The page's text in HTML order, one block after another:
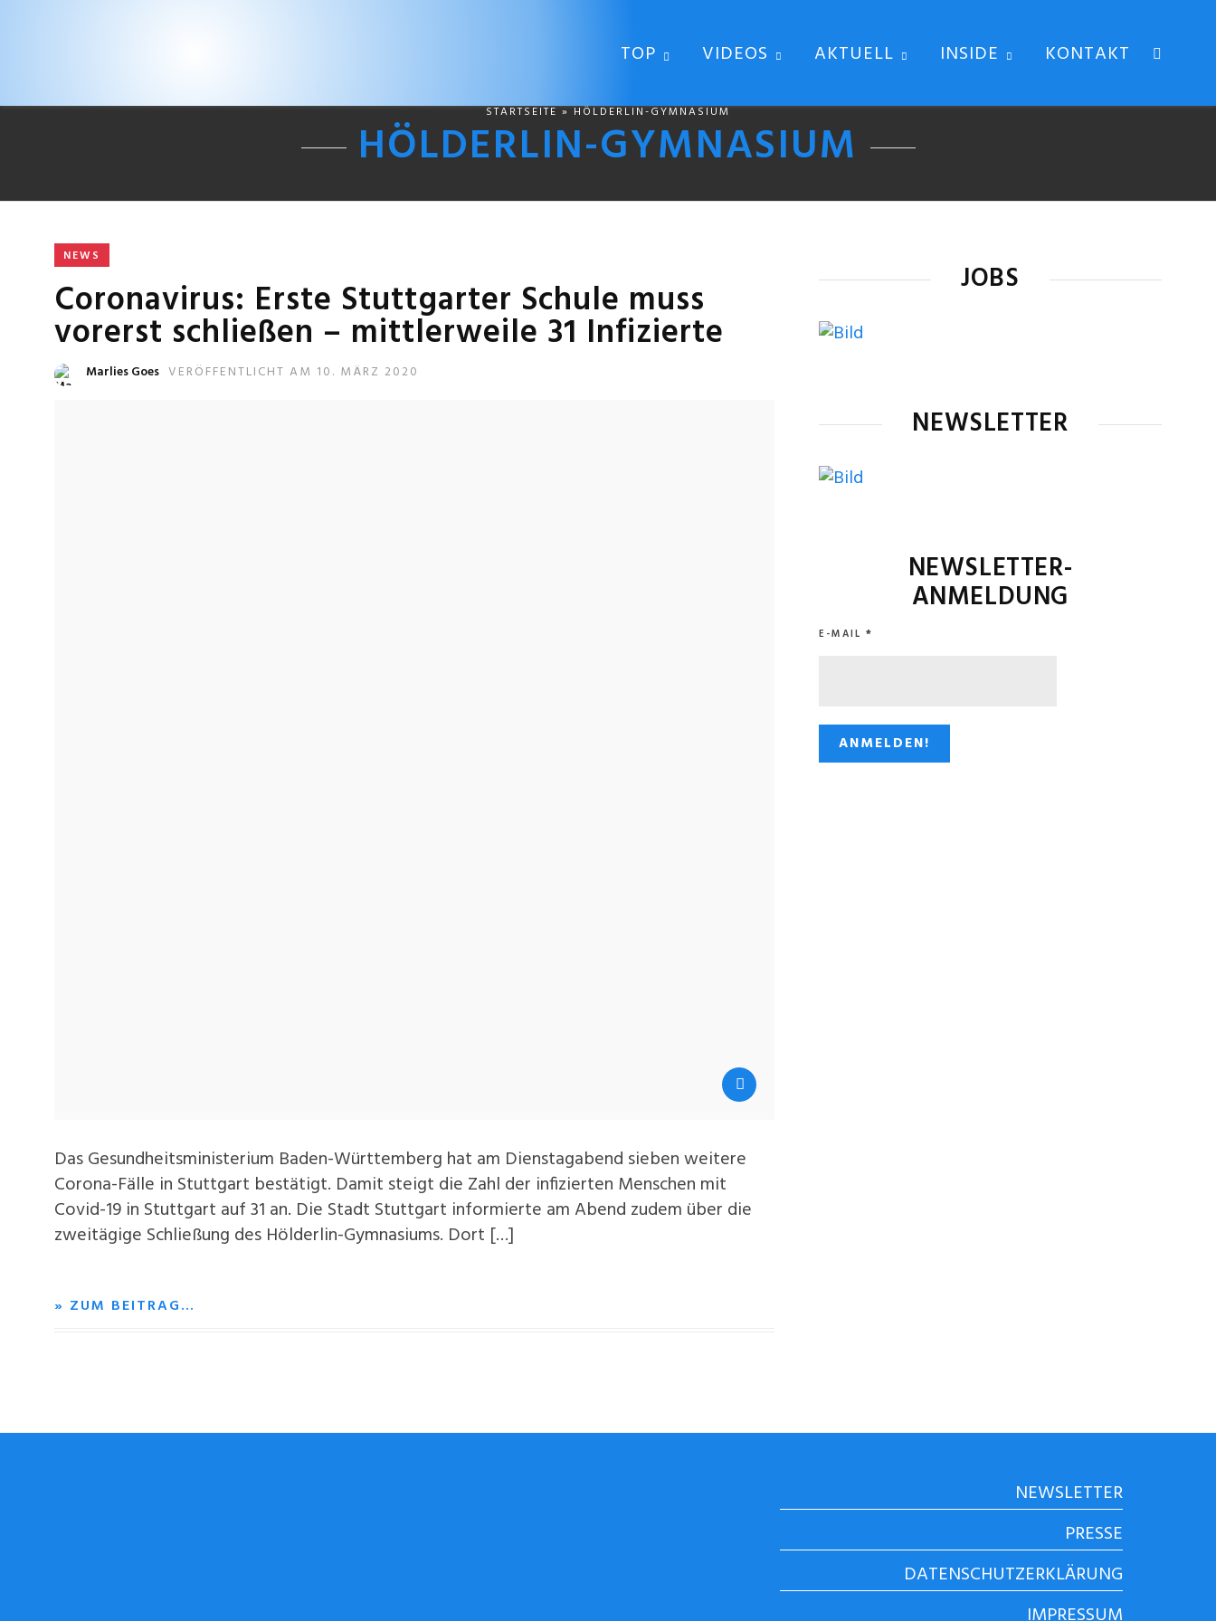
TOP VIDEOS AKTUELL INSIDE KONTAKT
STARTSEITE » HÖLDERLIN-GYMNASIUM
HÖLDERLIN-GYMNASIUM
NEWS
Coronavirus: Erste Stuttgarter Schule muss
vorerst schließen – mittlerweile 31 Infizierte
Marlies Goes VERÖFFENTLICHT AM 10. MÄRZ 2020
Das Gesundheitsministerium Baden-Württemberg hat am Dienstagabend sieben weitere
Corona-Fälle in Stuttgart bestätigt. Damit steigt die Zahl der infizierten Menschen mit
Covid-19 in Stuttgart auf 31 an. Die Stadt Stuttgart informierte am Abend zudem über die
zweitägige Schließung des Hölderlin-Gymnasiums. Dort […]
» ZUM BEITRAG…
JOBS
NEWSLETTER
NEWSLETTER-
ANMELDUNG
E-MAIL *
NEWSLETTER
PRESSE
DATENSCHUTZERKLÄRUNG
IMPRESSUM